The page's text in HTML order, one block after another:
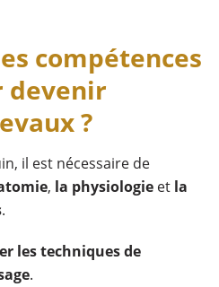
compétences
devenir
?
il est nécessaire de
, la physiologie et la
.
les techniques de
.